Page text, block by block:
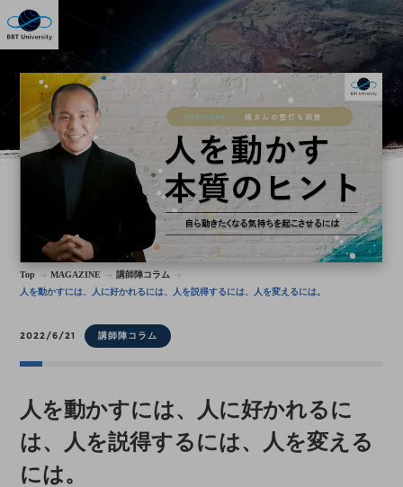
Top MAGAZINE
講師陣コラム
人を動かすには、人に好かれるには、人を説得するには、人を変えるには。
2022/6/21 講師陣コラム
人を動かすには、人に好かれるに
は、人を説得するには、人を変える
には。